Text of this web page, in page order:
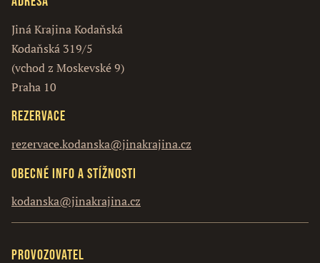
Jiná Krajina Kodaňská
Kodaňská 319/5
(vchod z Moskevské 9)
Praha 10
Rezervace
rezervace.kodanska@jinakrajina.cz
Obecné info a stížnosti
kodanska@jinakrajina.cz
Provozovatel